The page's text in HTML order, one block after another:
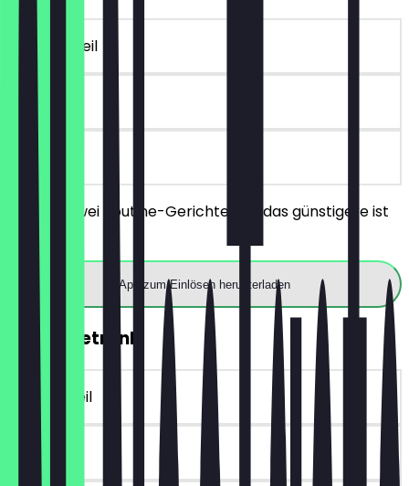
~10 € Vorteil
60 Tage
vor Ort
Bestelle zwei Poutine-Gerichte und das günstigere ist
App zum Einlösen herunterladen
Gratis Getränk
~3 € Vorteil
30 Tage